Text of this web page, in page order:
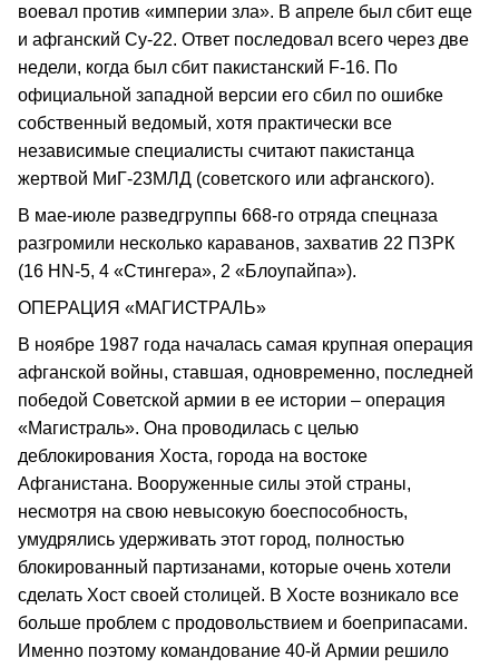
воевал против «империи зла». В апреле был сбит еще
и афганский Су-22. Ответ последовал всего через две
недели, когда был сбит пакистанский F-16. По
официальной западной версии его сбил по ошибке
собственный ведомый, хотя практически все
независимые специалисты считают пакистанца
жертвой МиГ-23МЛД (советского или афганского).
В мае-июле разведгруппы 668-го отряда спецназа
разгромили несколько караванов, захватив 22 ПЗРК
(16 HN-5, 4 «Стингера», 2 «Блоупайпа»).
ОПЕРАЦИЯ «МАГИСТРАЛЬ»
В ноябре 1987 года началась самая крупная операция
афганской войны, ставшая, одновременно, последней
победой Советской армии в ее истории – операция
«Магистраль». Она проводилась с целью
деблокирования Хоста, города на востоке
Афганистана. Вооруженные силы этой страны,
несмотря на свою невысокую боеспособность,
умудрялись удерживать этот город, полностью
блокированный партизанами, которые очень хотели
сделать Хост своей столицей. В Хосте возникало все
больше проблем с продовольствием и боеприпасами.
Именно поэтому командование 40-й Армии решило